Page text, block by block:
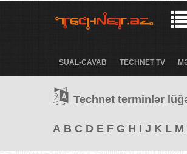
SUAL-CAVAB TECHNET TV
Technet terminlər
A B C D E F G H I J K L M